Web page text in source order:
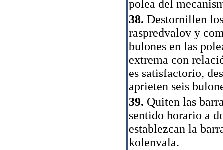
polea del
38. Destornillen
raspredvalov y
bulones en las
extrema con
es satisfactorio,
aprieten seis
39. Quiten las
sentido horario a
establezcan la
kolenvala.